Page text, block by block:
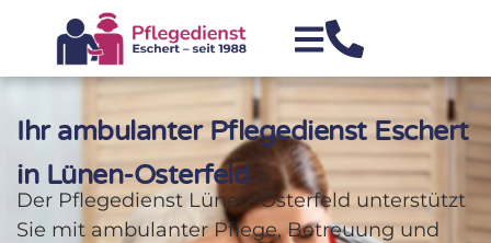
Ihr ambulanter Pflegedienst Eschert
in Lünen-Osterfeld
Der Pflegedienst Lünen-Osterfeld unterstützt
Sie mit ambulanter Pflege, Betreuung und